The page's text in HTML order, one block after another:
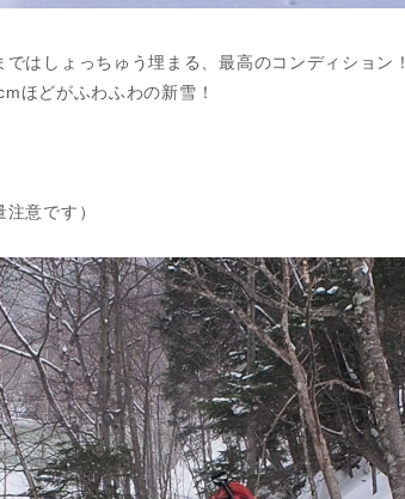
はしょっちゅう埋まる、最高のコンディション！
ほどがふわふわの新雪！
意です）